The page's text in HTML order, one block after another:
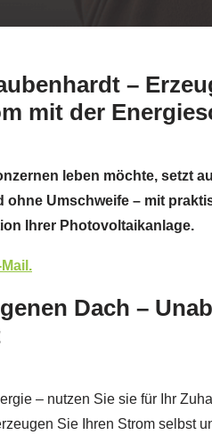
–
mit der
leben möchte, setzt
ohne Umschweife – mit
Ihrer Photovoltaikanlage.
Dach –
– nutzen Sie sie für Ihr
Sie Ihren Strom selbst